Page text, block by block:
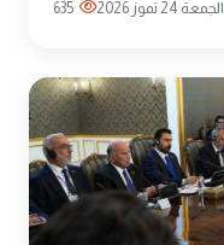
الجمعة 24 تموز 2026 635